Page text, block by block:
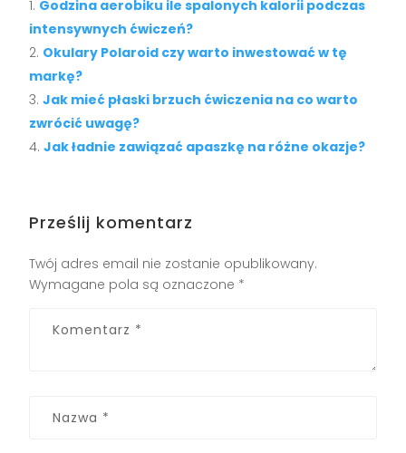
Godzina aerobiku ile spalonych kalorii podczas
intensywnych ćwiczeń?
Okulary Polaroid czy warto inwestować w tę
markę?
Jak mieć płaski brzuch ćwiczenia na co warto
zwrócić uwagę?
Jak ładnie zawiązać apaszkę na różne okazje?
Prześlij komentarz
Twój adres email nie zostanie opublikowany.
Wymagane pola są oznaczone *